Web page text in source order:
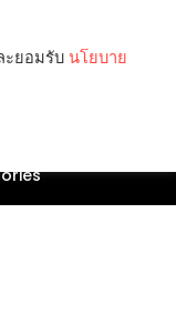
ะยอมรับ นโยบาย